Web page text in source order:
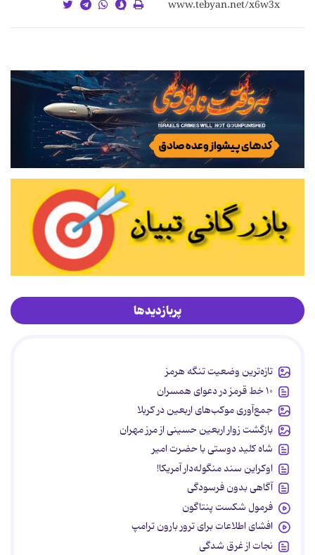
پربازدیدها
تازه‌ترین وضعیت تنگه هرمز
۱۰ خط قرمز در دعوای همسران
جمع‌آوری موکب‌های اربعین در کربلا
بازگشت زوار اربعین حسینی از مرز مهران
شاه کلید دوستی با حضرت امیر
اوکراین سند منگوله‌دار آمریکا!
آگاهی بدون فرسودگی
فرمول شکست پنتاگون
افشای اطلاعات برای ترور بارون ترامپ
نجات از غرق شدگی